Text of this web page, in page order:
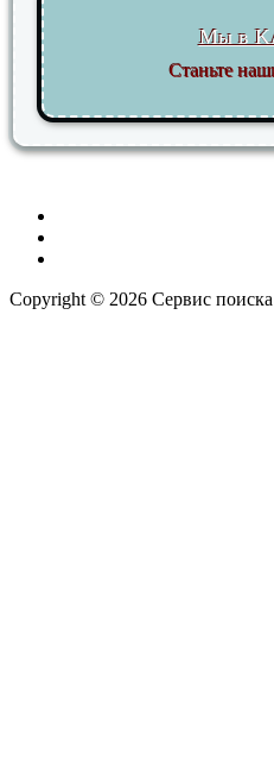
Мы в
Станьте
Copyright © 2026 Сервис